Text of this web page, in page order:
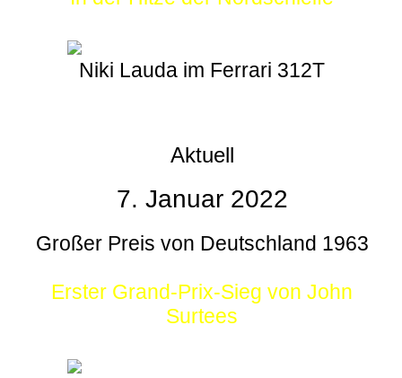
Niki Lauda im Ferrari 312T
Aktuell
7. Januar 2022
Großer Preis von Deutschland 1963
Erster Grand-Prix-Sieg von John
Surtees